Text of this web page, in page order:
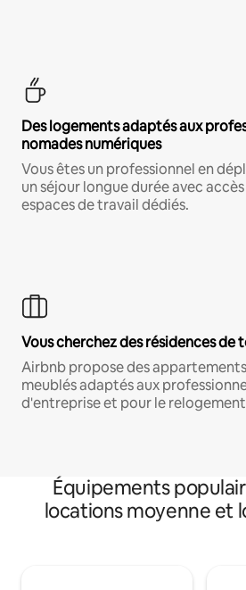
Des logements adaptés aux
nomades numériques
Vous êtes un professionnel en
un séjour longue durée avec
espaces de travail dédiés.
Vous cherchez des résidences de
Airbnb propose des
meublés adaptés aux
d'entreprise et pour le
Équipements
locations moyenne et